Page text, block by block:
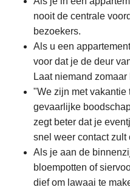
nooit de centrale
bezoekers.
Als u een
voor dat je de deur
Laat niemand zomaar
"We zijn met vakantie
gevaarlijke
zegt beter dat je
snel weer contact zult
Als je aan de
bloempotten of
dief om lawaai te